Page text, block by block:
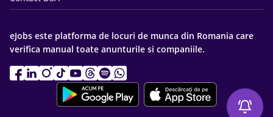
eJobs este platforma de locuri de munca din Romania care
verifica manual toate anunturile si companiile.